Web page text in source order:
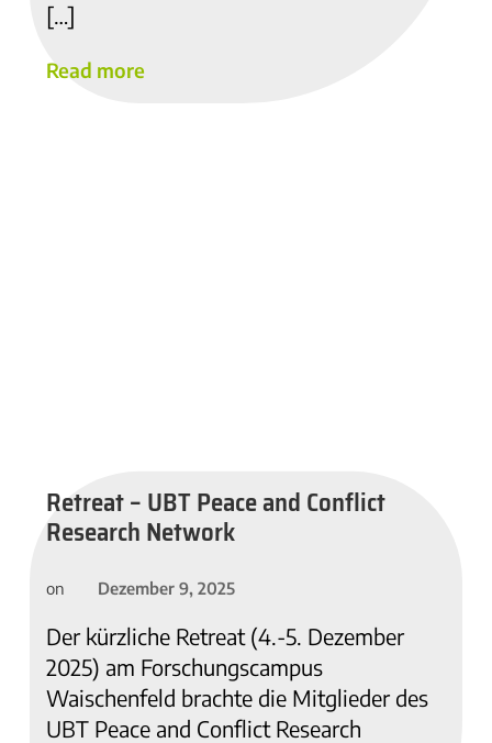
[…]
Read more
Retreat – UBT Peace and Conflict
Research Network
on Dezember 9, 2025
Der kürzliche Retreat (4.-5. Dezember
2025) am Forschungscampus
Waischenfeld brachte die Mitglieder des
UBT Peace and Conflict Research